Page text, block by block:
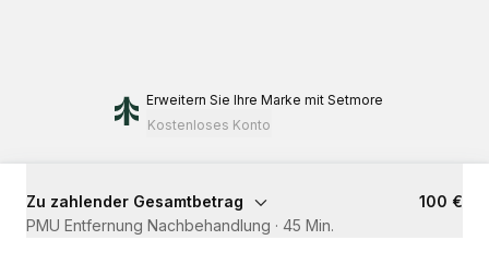
Erweitern Sie Ihre Marke mit Setmore
Kostenloses Konto
Zu zahlender Gesamtbetrag
100 €
PMU Entfernung Nachbehandlung · 45 Min.